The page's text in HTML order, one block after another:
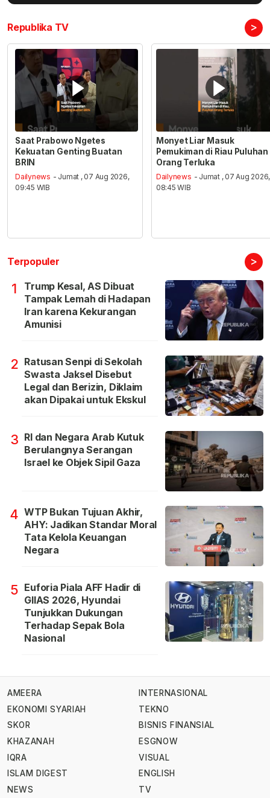
Republika TV >
Saat Prabowo Ngetes
Kekuatan Genting Buatan
BRIN
Dailynews - Jumat , 07 Aug 2026,
09:45 WIB
Monyet Liar Masuk
Pemukiman di Riau Puluhan
Orang Terluka
Dailynews - Jumat , 07 Aug 2026,
08:45 WIB
Terpopuler >
1
Trump Kesal, AS Dibuat
Tampak Lemah di Hadapan
Iran karena Kekurangan
Amunisi
2 Ratusan Senpi di Sekolah
Swasta Jaksel Disebut
Legal dan Berizin, Diklaim
akan Dipakai untuk Ekskul
3 RI dan Negara Arab Kutuk
Berulangnya Serangan
Israel ke Objek Sipil Gaza
4 WTP Bukan Tujuan Akhir,
AHY: Jadikan Standar Moral
Tata Kelola Keuangan
Negara
5 Euforia Piala AFF Hadir di
GIIAS 2026, Hyundai
Tunjukkan Dukungan
Terhadap Sepak Bola
Nasional
AMEERA
EKONOMI SYARIAH
SKOR
KHAZANAH
IQRA
ISLAM DIGEST
NEWS
INTERNASIONAL
TEKNO
BISNIS FINANSIAL
ESGNOW
VISUAL
ENGLISH
TV